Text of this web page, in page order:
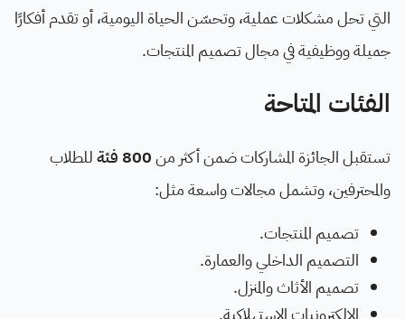
التي تحل مشكلات عملية، وتحسّن الحياة اليومية، أو تقدم أفكارًا
جميلة ووظيفية في مجال تصميم المنتجات.
الفئات المتاحة
تستقبل الجائزة المشاركات ضمن أكثر من800 فئة
للطلاب
والمحترفين، وتشمل مجالات واسعة مثل:
تصميم المنتجات.
التصميم الداخلي والعمارة.
تصميم الأثاث والمنزل.
الإلكترونيات الاستهلاكية.